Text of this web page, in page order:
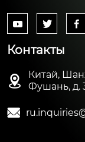
  
Контакты

Китай,
Фушань, д.
